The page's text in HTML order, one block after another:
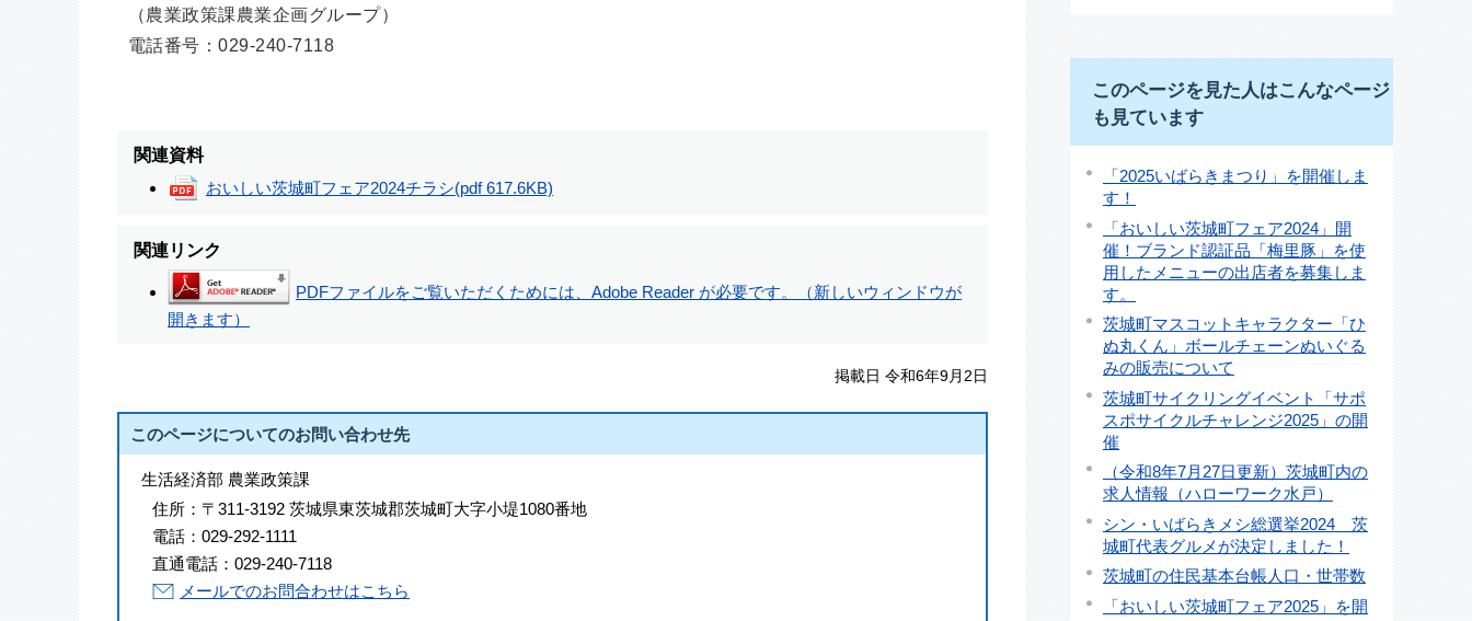
（農業政策課農業企画グループ）
電話番号：029-240-7118
関連資料
おいしい茨城町フェア2024チラシ(pdf 617.6KB)
関連リンク
PDFファイルをご覧いただくためには、Adobe Reader が必要です。（新しいウィンドウが
開きます）
掲載日 令和6年9月2日
このページについてのお問い合わせ先
生活経済部 農業政策課
住所： 〒311-3192 茨城県東茨城郡茨城町大字小堤1080番地
電話： 029-292-1111
直通電話： 029-240-7118
メールでのお問合わせはこちら
このページを見た人はこんなページ
も見ています
「2025いばらきまつり」を開催しま
す！
「おいしい茨城町フェア2024」開
催！ブランド認証品「梅里豚」を使
用したメニューの出店者を募集しま
す。
茨城町マスコットキャラクター「ひ
ぬ丸くん」ボールチェーンぬいぐる
みの販売について
茨城町サイクリングイベント「サポ
スポサイクルチャレンジ2025」の開
催
（令和8年7月27日更新）茨城町内の
求人情報（ハローワーク水戸）
シン・いばらきメシ総選挙2024 茨
城町代表グルメが決定しました！
茨城町の住民基本台帳人口・世帯数
「おいしい茨城町フェア2025」を開